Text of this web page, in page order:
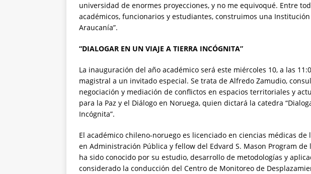
universidad de enormes proyecciones, y no me equivoqué. Entre
académicos, funcionarios y estudiantes, construimos una
Araucanía”.
“DIALOGAR EN UN VIAJE A TIERRA INCÓGNITA”
La inauguración del año académico será este miércoles 10, a las
magistral a un invitado especial. Se trata de Alfredo Zamudio,
negociación y mediación de conflictos en espacios territoriales y
para la Paz y el Diálogo en Noruega, quien dictará la catedra
Incógnita”.
El académico chileno-noruego es licenciado en ciencias médicas
en Administración Pública y fellow del Edvard S. Mason Program
ha sido conocido por su estudio, desarrollo de metodologías y
considerado la conducción del Centro de Monitoreo de